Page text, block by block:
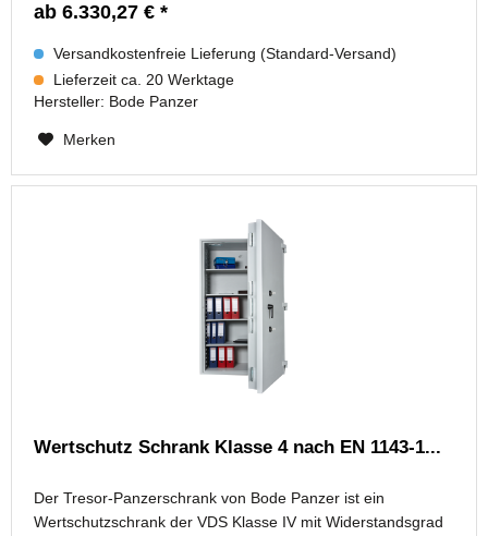
ab 6.330,27 € *
Versandkostenfreie Lieferung (Standard-Versand)
Lieferzeit ca. 20 Werktage
Hersteller: Bode Panzer
Merken
Wertschutz Schrank Klasse 4 nach EN 1143-1...
Der Tresor-Panzerschrank von Bode Panzer ist ein
Wertschutzschrank der VDS Klasse IV mit Widerstandsgrad